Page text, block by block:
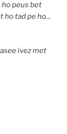
peus bet
ho tad pe ho…
ivez met